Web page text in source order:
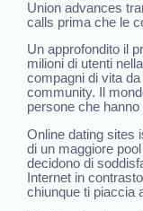
Union advances
calls prima che le
Un approfondito il
milioni di utenti
compagni di vita
community. Il
persone che
Online dating sites
di un maggiore
decidono di
Internet in
chiunque ti piaccia